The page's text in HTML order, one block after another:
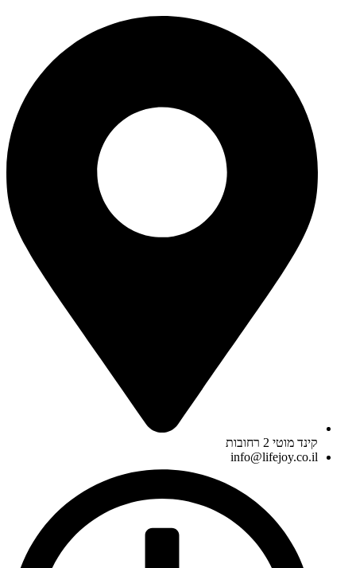
קינד מוטי 2 רחובות
info@lifejoy.co.il